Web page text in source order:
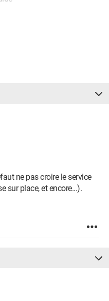
ne pas croire le service
sur place, et encore...).